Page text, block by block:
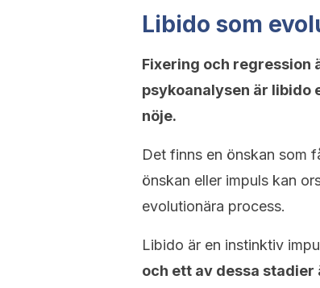
Libido som
Fixering och regression
psykoanalysen är libido
nöje.
Det finns en önskan som
önskan eller impuls kan
evolutionära process.
Libido är en instinktiv
och ett av dessa